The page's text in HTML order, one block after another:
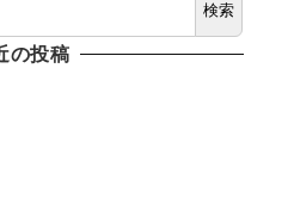
検索
の投稿